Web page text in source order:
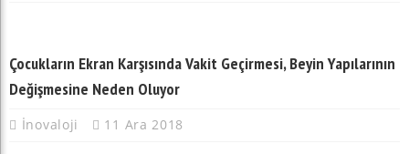
Çocukların Ekran Karşısında Vakit Geçirmesi, Beyin Yapılarının
Değişmesine Neden Oluyor
İnovaloji 11 Ara 2018